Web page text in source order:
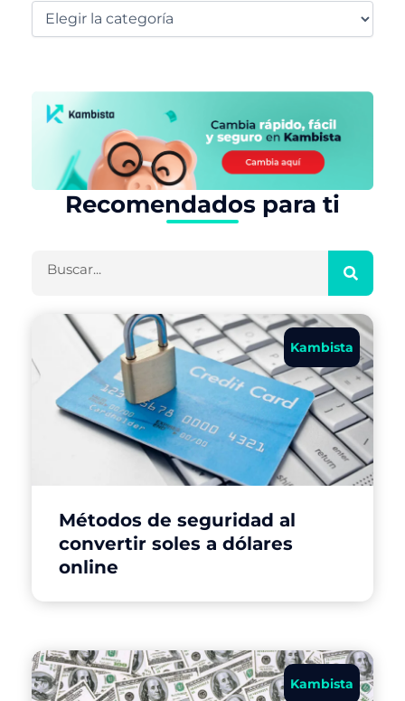
Recomendados para ti
Kambista
Métodos de seguridad al
convertir soles a dólares
online
Kambista